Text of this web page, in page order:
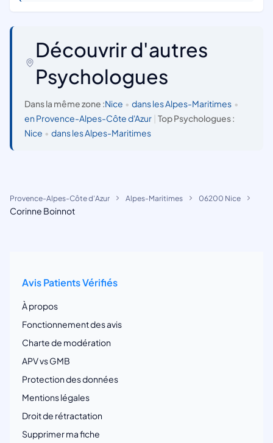
Découvrir d'autres
Psychologues
Dans la même zone :Nice • dans les Alpes-Maritimes •
en Provence-Alpes-Côte d'Azur
Top Psychologues :
Nice • dans les Alpes-Maritimes
Provence-Alpes-Côte d'Azur Alpes-Maritimes 06200 Nice
Corinne Boinnot
Avis Patients Vérifiés
À propos
Fonctionnement des avis
Charte de modération
APV vs GMB
Protection des données
Mentions légales
Droit de rétractation
Supprimer ma fiche